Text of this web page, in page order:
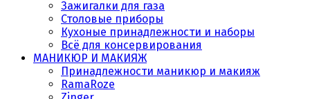
Зажигалки для газа
Столовые приборы
Кухоные принадлежности и наборы
Всё для консервирования
МАНИКЮР И МАКИЯЖ
Принадлежности маникюр и макияж
RamaRoze